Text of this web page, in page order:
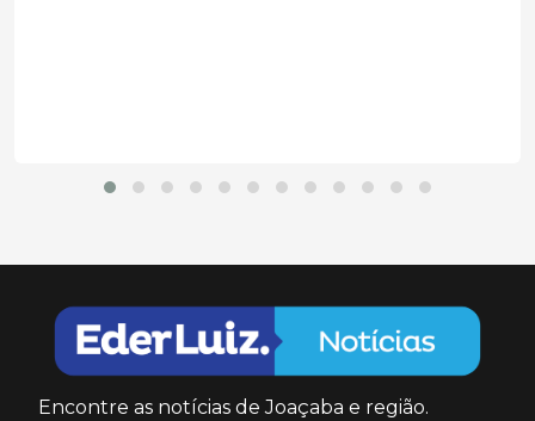
Encontre as notícias de Joaçaba e região.